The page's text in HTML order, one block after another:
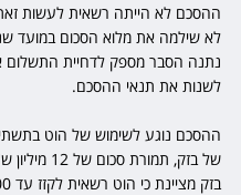
ההסכם לא הייתה רשאית לעשות
לא שילמה את מלוא הסכום במועד
נתנה הסבר מספק לדחיית התשלום
לשנות את תנאי ההסכם.
ההסכם נוגע לשימוש של הוט
של בזק, תמורת